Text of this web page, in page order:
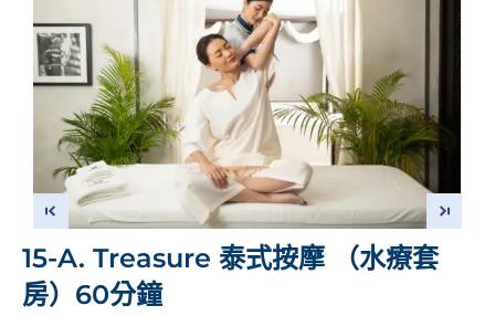
15-A. Treasure 泰式按摩 （水療套
房）60分鐘